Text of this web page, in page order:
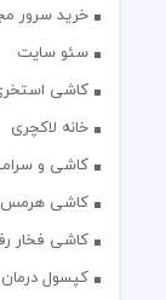
خرید سرور
سئو سایت
کاشی
خانه لاکچری
کاشی و
کاشی هرمس
کاشی فخار
کپسول